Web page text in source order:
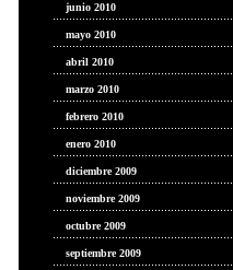
junio 2010
mayo 2010
abril 2010
marzo 2010
febrero 2010
enero 2010
diciembre 2009
noviembre 2009
octubre 2009
septiembre 2009